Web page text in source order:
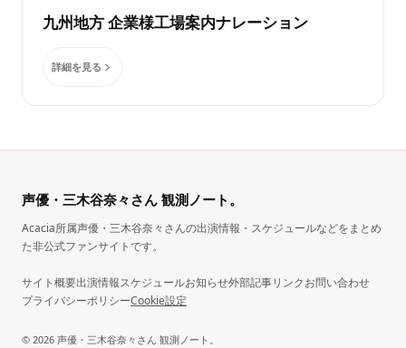
九州地方 企業様工場案内ナレーション
詳細を見る
声優・三木谷奈々さん 観測ノート。
Acacia所属声優・三木谷奈々さんの出演情報・スケジュールなどをまとめ
た非公式ファンサイトです。
サイト概要出演情報スケジュールお知らせ外部記事リンクお問い合わせ
プライバシーポリシーCookie設定
© 2026 声優・三木谷奈々さん 観測ノート。